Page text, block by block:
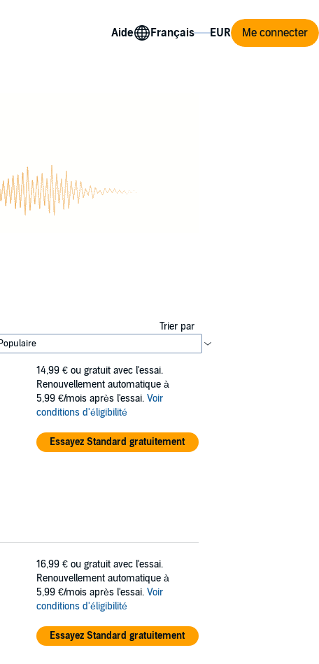
Aide Me connecter
Trier par
14,99 € ou gratuit avec l'essai.
Renouvellement automatique à
5,99 €/mois après l'essai. Voir
conditions d'éligibilité
Essayez Standard gratuitement
16,99 € ou gratuit avec l'essai.
Renouvellement automatique à
5,99 €/mois après l'essai. Voir
conditions d'éligibilité
Essayez Standard gratuitement